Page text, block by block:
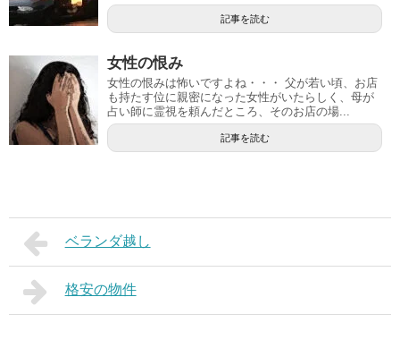
記事を読む
女性の恨み
女性の恨みは怖いですよね・・・ 父が若い頃、お店
も持たす位に親密になった女性がいたらしく、母が
占い師に霊視を頼んだところ、そのお店の場...
記事を読む
ベランダ越し
格安の物件